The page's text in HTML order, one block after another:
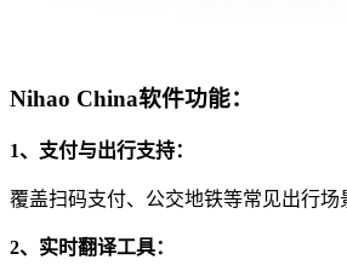
Nihao China软件功能：
1、支付与出行支持：
覆盖扫码支付、公交地铁等常见出行
2、实时翻译工具：